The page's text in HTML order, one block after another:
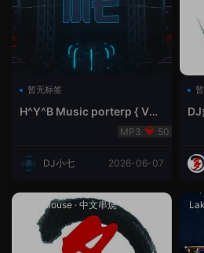
暂无标签
H^Y^B Music porterp { V总
50
DJ小七 2026-06-07
Prog House · 中文串烧